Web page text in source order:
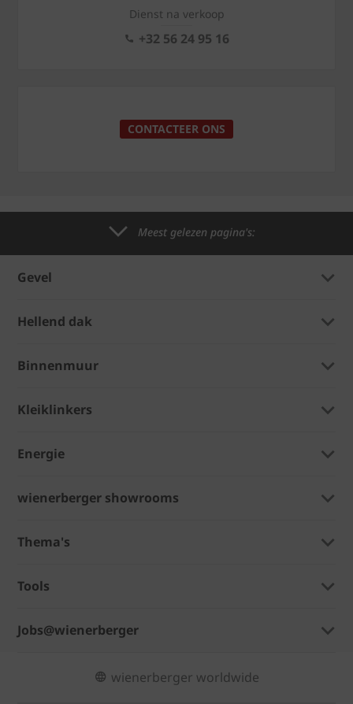
Dienst na verkoop
+32 56 24 95 16
CONTACTEER ONS
Meest gelezen pagina's:
Gevel
Hellend dak
Binnenmuur
Kleiklinkers
Energie
wienerberger showrooms
Thema's
Tools
Jobs@wienerberger
wienerberger worldwide